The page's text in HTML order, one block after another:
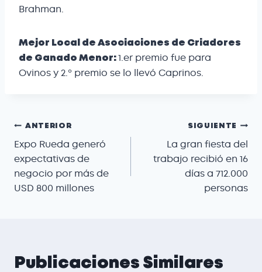
Brahman.
Mejor Local de Asociaciones de Criadores
de Ganado Menor: 1.er premio fue para
Ovinos y 2.º premio se lo llevó Caprinos.
ANTERIOR
Expo Rueda generó
expectativas de
negocio por más de
USD 800 millones
SIGUIENTE
La gran fiesta del
trabajo recibió en 16
días a 712.000
personas
Publicaciones Similares